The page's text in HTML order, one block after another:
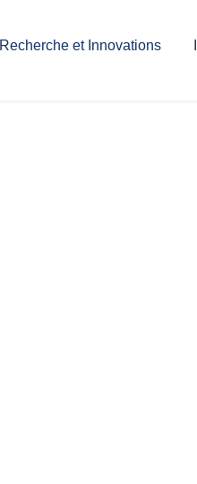
Recherche et Innovations